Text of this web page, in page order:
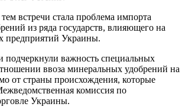
встречи стала проблема импорта
из ряда государств, влияющего на
предприятий Украины.
подчеркнули важность специальных
ввоза минеральных удобрений на
от страны происхождения, которые
комиссия по
Украины.